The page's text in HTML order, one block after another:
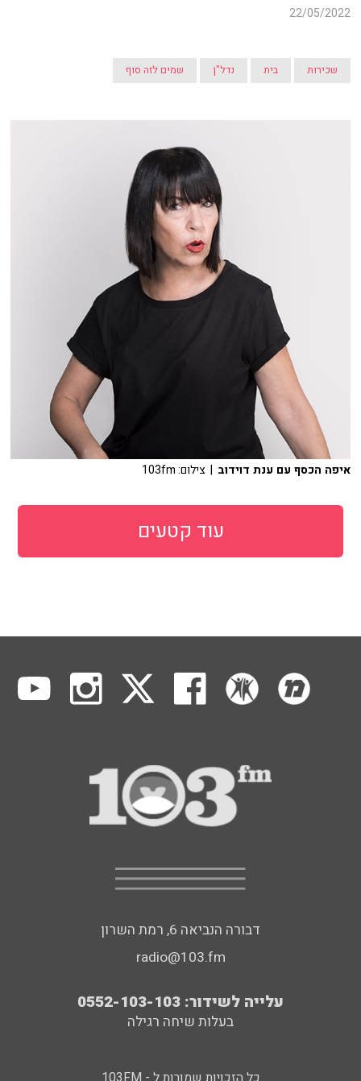
22/05/2022
שכירות בית נדל"ן שמים לזה סוף
איפה הכסף עם ענת דוידוב | צילום: 103fm
עוד קטעים
דבורה הנביאה 6, רמת השרון
radio@103.fm
עלייה לשידור: 0552-103-103
בעלות שיחה רגילה